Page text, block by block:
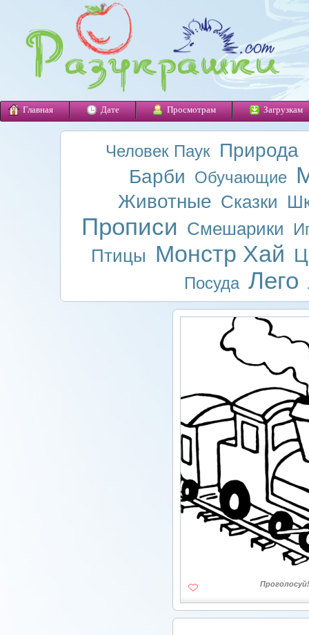
Главная Дате Просмотрам Загрузкам
Человек Паук Природа
Барби Обучающие
Животные Сказки
Прописи Смешарики
Птицы Монстр Хай
Посуда Лего
Проголосуй!